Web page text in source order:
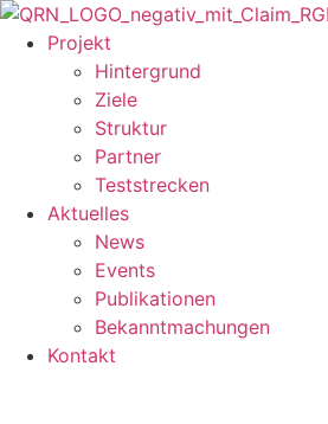
Zum
Inhalt
springen
Projekt
Hintergrund
Ziele
Struktur
Partner
Teststrecken
Aktuelles
News
Events
Publikationen
Bekanntmachungen
Kontakt